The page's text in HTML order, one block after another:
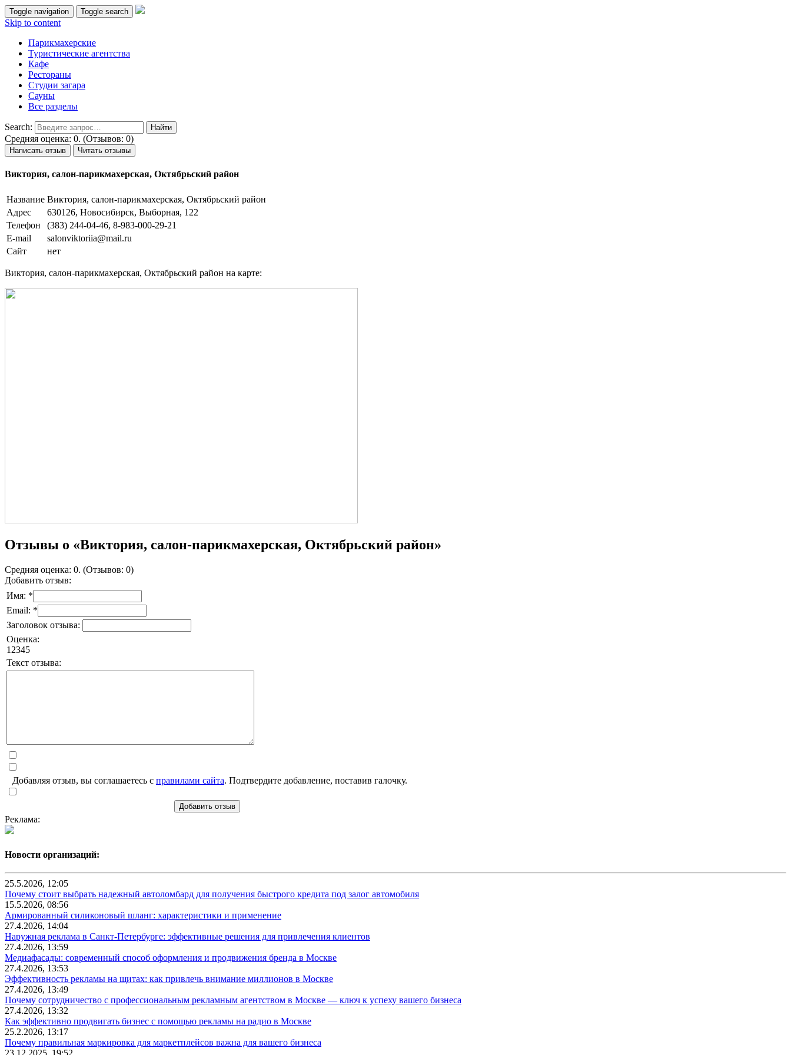
Toggle navigation Toggle search
Skip to content
Парикмахерские
Туристические агентства
Кафе
Рестораны
Студии загара
Сауны
Все разделы
Search:
Средняя оценка: 0. (Отзывов: 0)
Написать отзыв Читать отзывы
Виктория, салон-парикмахерская, Октябрьский район
Название Виктория, салон-парикмахерская, Октябрьский район
Адрес
630126, Новосибирск, Выборная, 122
Телефон
(383) 244-04-46, 8-983-000-29-21
E-mail
salonviktoriia@mail.ru
Сайт
нет
Виктория, салон-парикмахерская, Октябрьский район на карте:
Отзывы о «Виктория, салон-парикмахерская, Октябрьский район»
Средняя оценка: 0. (Отзывов: 0)
Добавить отзыв:
Имя: *
Email: *
Заголовок отзыва:
Оценка:
1 2345
Текст отзыва:
Добавляя отзыв, вы соглашаетесь с правилами сайта. Подтвердите добавление, поставив галочку.
Добавить отзыв
Реклама:
Новости организаций:
25.5.2026, 12:05
Почему стоит выбрать надежный автоломбард для получения быстрого кредита под залог автомобиля
15.5.2026, 08:56
Армированный силиконовый шланг: характеристики и применение
27.4.2026, 14:04
Наружная реклама в Санкт-Петербурге: эффективные решения для привлечения клиентов
27.4.2026, 13:59
Медиафасады: современный способ оформления и продвижения бренда в Москве
27.4.2026, 13:53
Эффективность рекламы на щитах: как привлечь внимание миллионов в Москве
27.4.2026, 13:49
Почему сотрудничество с профессиональным рекламным агентством в Москве — ключ к успеху вашего бизнеса
27.4.2026, 13:32
Как эффективно продвигать бизнес с помощью рекламы на радио в Москве
25.2.2026, 13:17
Почему правильная маркировка для маркетплейсов важна для вашего бизнеса
23.12.2025, 19:52